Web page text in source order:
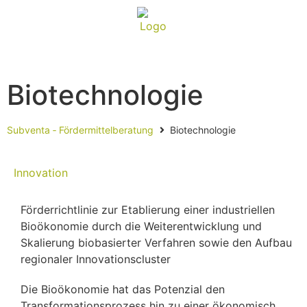
Biotechnologie
Subventa ‐ Fördermittelberatung Biotechnologie
Innovation
Förderrichtlinie zur Etablierung einer industriellen
Bioökonomie durch die Weiterentwicklung und
Skalierung biobasierter Verfahren sowie den Aufbau
regionaler Innovationscluster
Die Bioökonomie hat das Potenzial den